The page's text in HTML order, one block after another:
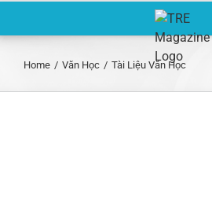
Home / Văn Học / Tài Liệu Văn Học